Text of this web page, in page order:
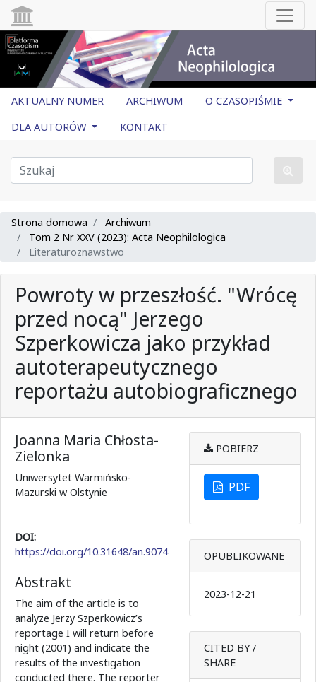
AKTUALNY NUMER ARCHIWUM
O CZASOPIŚMIE
DLA AUTORÓW
KONTAKT
Strona domowa
Archiwum
Tom 2 Nr XXV (2023): Acta Neophilologica
Literaturoznawstwo
Powroty w przeszłość. "Wrócę
przed nocą" Jerzego
Szperkowicza jako przykład
autoterapeutycznego
reportażu autobiograficznego
Joanna Maria Chłosta-
Zielonka
Uniwersytet Warmińsko-
Mazurski w Olstynie
DOI:
https://doi.org/10.31648/an.9074
Abstrakt
The aim of the article is to
analyze Jerzy Szperkowicz’s
reportage I will return before
night (2001) and indicate the
results of the investigation
conducted there. The reporter
POBIERZ
PDF
OPUBLIKOWANE
2023-12-21
CITED BY /
SHARE